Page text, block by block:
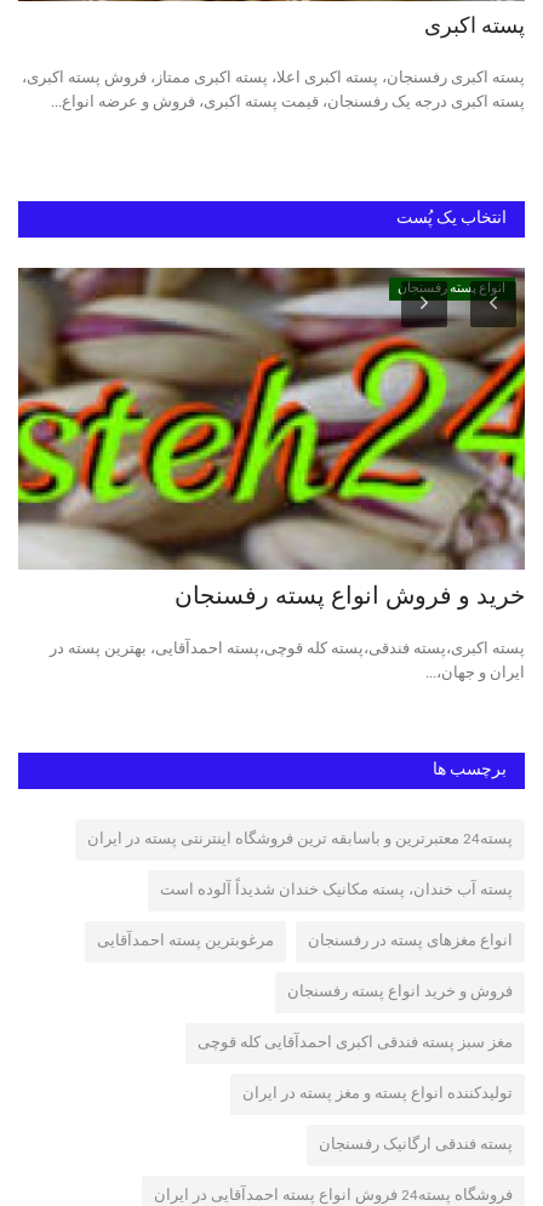
بهترین پسته ایران
پسته اکبری
پسته اکبری رفسنجان، پسته اکبری اعلا، پسته اکبری ممتاز، فروش پسته اکبری،
پسته اکبری درجه یک رفسنجان، قیمت پسته اکبری، فروش و عرضه انواع...
انتخاب یک پُست
انواع پسته رفسنجان
خرید و فروش انواع پسته رفسنجان
پسته اکبری،پسته فندقی،پسته کله قوچی،پسته احمدآقایی، بهترین پسته در
ایران و جهان،...
برچسب ها
پسته24 معتبرترین و باسابقه ترین فروشگاه اینترنتی پسته در ایران
پسته آب خندان، پسته مکانیک خندان شدیداً آلوده است
انواع مغزهای پسته در رفسنجان مرغوبترین پسته احمدآقایی
فروش و خرید انواع پسته رفسنجان
مغز سبز پسته فندقی اکبری احمدآقایی کله قوچی
تولیدکننده انواع پسته و مغز پسته در ایران
پسته فندقی ارگانیک رفسنجان
فروشگاه پسته24 فروش انواع پسته احمدآقایی در ایران